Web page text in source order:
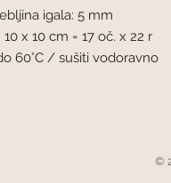
igala: 5 mm
x 10 cm = 17 oč. x 22 r
60°C / sušiti vodoravno
©